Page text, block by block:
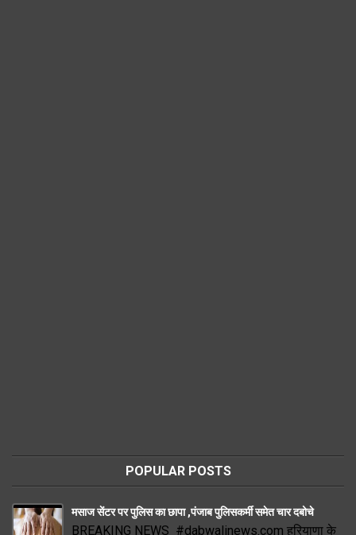
POPULAR POSTS
मसाज सेंटर पर पुलिस का छापा ,पंजाब पुलिसकर्मी समेत चार दबोचे
BREAKING NEWS #dabwalinews.com हरियाणा के